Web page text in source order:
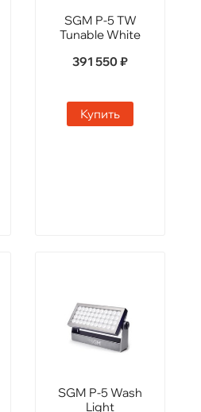
SGM P-5 TW
Tunable White
391 550 ₽
Купить
SGM P-5 Wash
Light